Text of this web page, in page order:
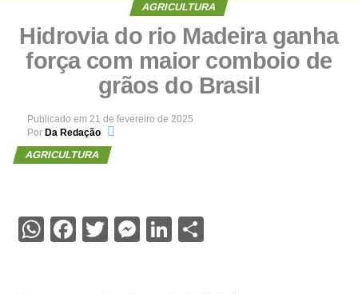
AGRICULTURA
Hidrovia do rio Madeira ganha
força com maior comboio de
grãos do Brasil
Publicado em 21 de fevereiro de 2025
Por Da Redação
AGRICULTURA
WhatsApp
Facebook
Twitter
Messenger
LinkedIn
Share